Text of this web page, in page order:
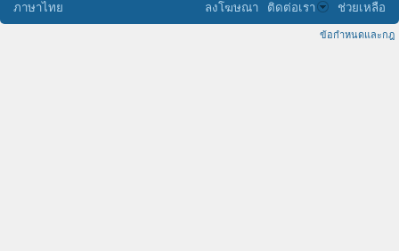
ภาษาไทย ลงโฆษณา ติดต่อเรา ช่วยเหลือ
ข้อกำหนดและกฎ